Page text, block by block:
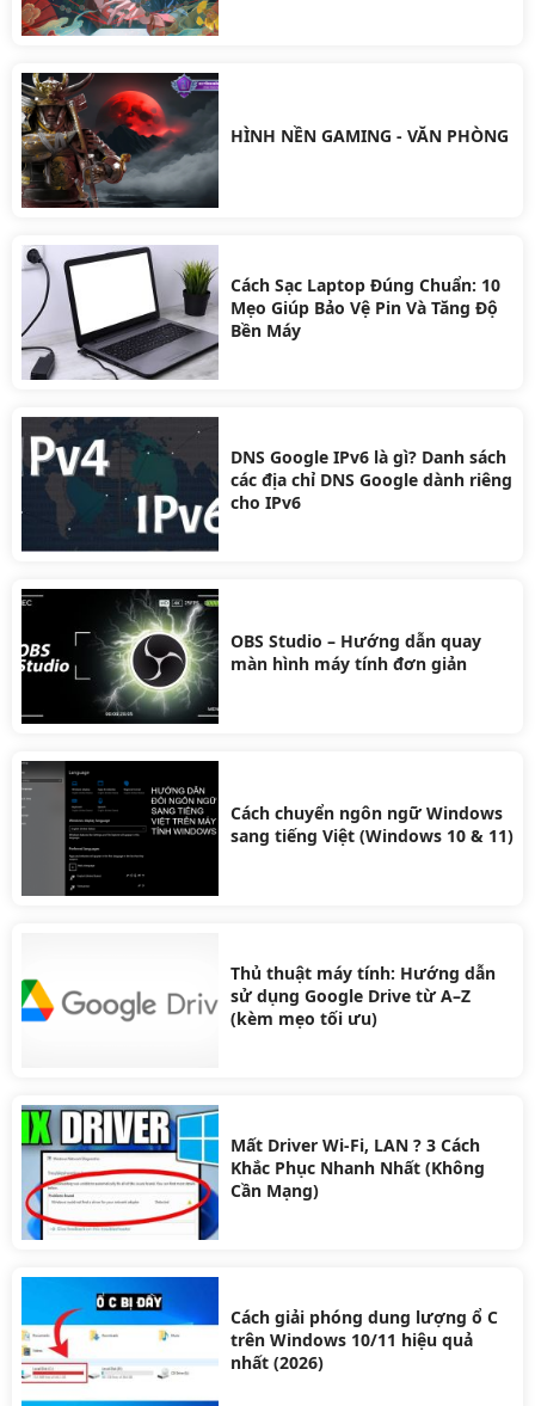
HÌNH NỀN GAMING - VĂN PHÒNG
Cách Sạc Laptop Đúng Chuẩn: 10
Mẹo Giúp Bảo Vệ Pin Và Tăng Độ
Bền Máy
DNS Google IPv6 là gì? Danh sách
các địa chỉ DNS Google dành riêng
cho IPv6
OBS Studio – Hướng dẫn quay
màn hình máy tính đơn giản
Cách chuyển ngôn ngữ Windows
sang tiếng Việt (Windows 10 & 11)
Thủ thuật máy tính: Hướng dẫn
sử dụng Google Drive từ A–Z
(kèm mẹo tối ưu)
Mất Driver Wi-Fi, LAN ? 3 Cách
Khắc Phục Nhanh Nhất (Không
Cần Mạng)
Cách giải phóng dung lượng ổ C
trên Windows 10/11 hiệu quả
nhất (2026)